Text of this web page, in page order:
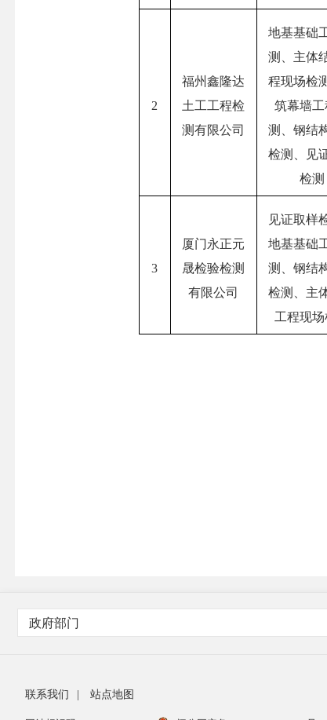
2
福州鑫隆达
土工工程检
测有限公司
地基基础
测、主体
程现场检
筑幕墙工
测、钢结
检测、见
检测
3
厦门永正元
晟检验检测
有限公司
见证取样
地基基础
测、钢结
检测、主
工程现场
政府部门
联系我们 站点地图